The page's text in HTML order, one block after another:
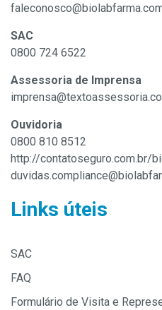
SAC
0800 724 6522
Assessoria de Imprensa
Ouvidoria
0800 810 8512
http://contatoseguro.com.br/
Links úteis
SAC
FAQ
Formulário de Visita e